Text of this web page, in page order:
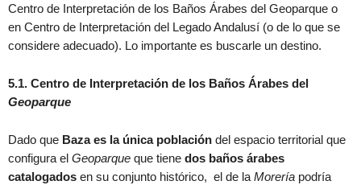
Centro de Interpretación de los Baños Árabes del Geoparque o
en Centro de Interpretación del Legado Andalusí (o de lo que se
considere adecuado). Lo importante es buscarle un destino.
5.1. Centro de Interpretación de los Baños Árabes del
Geoparque
Dado que Baza es la única población del espacio territorial que
configura el Geoparque que tiene dos baños árabes
catalogados en su conjunto histórico, el de la Morería podría